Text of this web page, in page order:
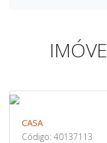
CASA
Código: 40137113